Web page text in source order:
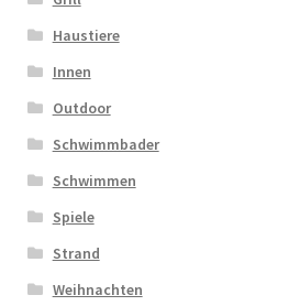
Haustiere
Innen
Outdoor
Schwimmbader
Schwimmen
Spiele
Strand
Weihnachten